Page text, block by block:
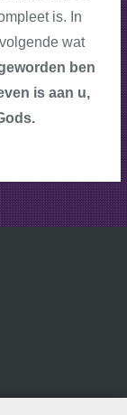
is. In
wat
ben
is aan u,